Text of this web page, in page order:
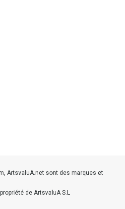
ArtsvaluA.net sont des marques et
de ArtsvaluA S.L